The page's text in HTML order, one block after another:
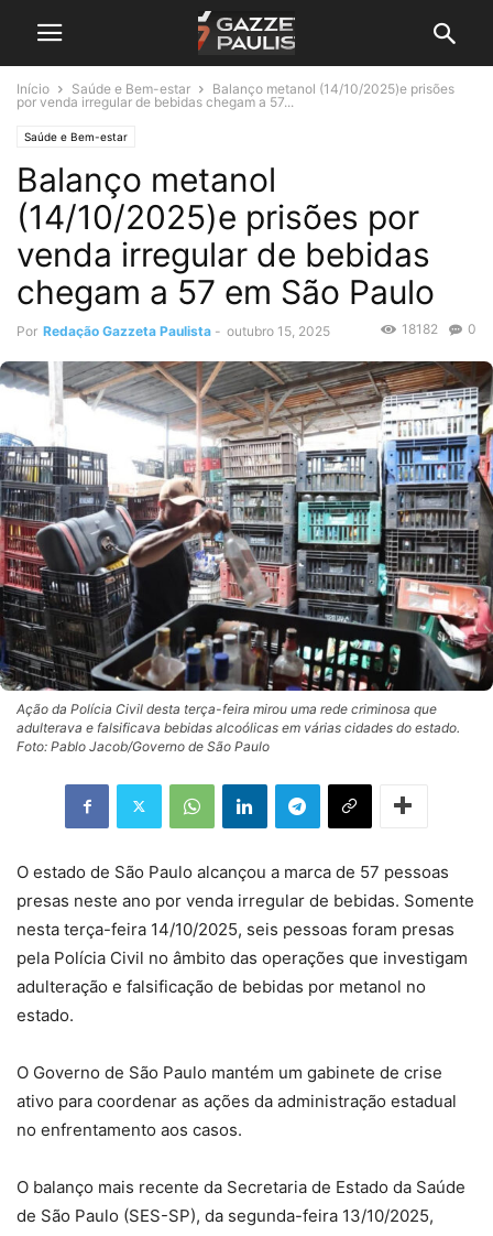
Início Saúde e Bem-estar
Balanço metanol (14/10/2025)e prisões
por venda irregular de bebidas chegam a 57...
Saúde e Bem-estar
Balanço metanol
(14/10/2025)e prisões por
venda irregular de bebidas
chegam a 57 em São Paulo
Por Redação Gazzeta Paulista - outubro 15, 2025 0
18182
Ação da Polícia Civil desta terça-feira mirou uma rede criminosa que
adulterava e falsificava bebidas alcoólicas em várias cidades do estado.
Foto: Pablo Jacob/Governo de São Paulo
O estado de São Paulo alcançou a marca de 57 pessoas
presas neste ano por venda irregular de bebidas. Somente
nesta terça-feira 14/10/2025, seis pessoas foram presas
pela Polícia Civil no âmbito das operações que investigam
adulteração e falsificação de bebidas por metanol no
estado.
O Governo de São Paulo mantém um gabinete de crise
ativo para coordenar as ações da administração estadual
no enfrentamento aos casos.
O balanço mais recente da Secretaria de Estado da Saúde
de São Paulo (SES-SP), da segunda-feira 13/10/2025,